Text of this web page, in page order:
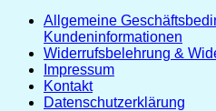
Allgemeine
Kundeninformationen
Widerrufsbelehrung &
Impressum
Kontakt
Datenschutzerklärung